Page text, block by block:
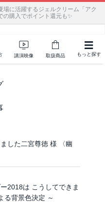
に活躍するジェルクリーム「アク
購入でポイント還元も✨
講演映像 取扱商品 もっと探す
した二宮尊徳 様 〈幽
2018は こうしてできま
る背景色決定 ～